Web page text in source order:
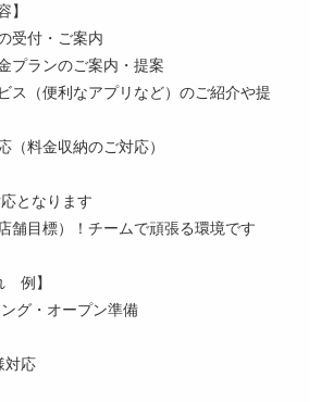
】
受付・ご案内
プランのご案内・提案
ス（便利なアプリなど）のご紹介や提
（料金収納のご対応）
となります
舗目標）！チームで頑張る環境です
例】
グ・オープン準備
対応